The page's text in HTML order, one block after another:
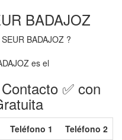
BADAJOZ
BADAJOZ ?
es el
✅ con
Teléfono 1
Teléfono 2